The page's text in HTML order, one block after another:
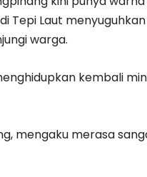
Tepi Laut
warga.
kembali
mengaku merasa